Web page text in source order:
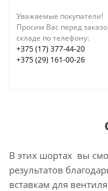
Уважаемые покупатели!
Просим Вас перед
складе по телефону:
+375 (17) 377-44-20
+375 (29) 161-00-26
В этих шортах вы
результатов
вставкам для